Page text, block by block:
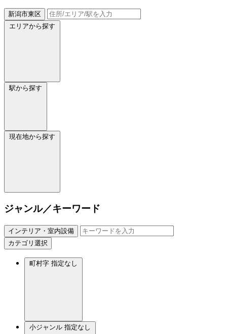
新潟市東区
エリアから探す
駅から探す
現在地から探す
ジャンル／キーワード
インテリア・室内設備
カテゴリ選択
町村字 指定なし
小ジャンル 指定なし